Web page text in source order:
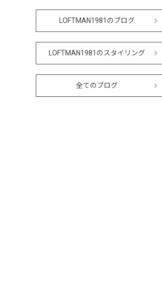
LOFTMAN1981のブログ
LOFTMAN1981のスタイリング
全てのブログ